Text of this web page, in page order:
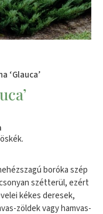
‘Glauca’
boróka szép
szétterül, ezért
kékes deresek,
zöldek vagy hamvas-